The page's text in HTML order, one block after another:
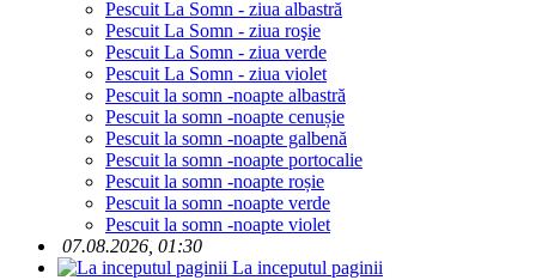
Pescuit La Somn - ziua albastră
Pescuit La Somn - ziua roşie
Pescuit La Somn - ziua verde
Pescuit La Somn - ziua violet
Pescuit la somn -noapte albastră
Pescuit la somn -noapte cenușie
Pescuit la somn -noapte galbenă
Pescuit la somn -noapte portocalie
Pescuit la somn -noapte roșie
Pescuit la somn -noapte verde
Pescuit la somn -noapte violet
07.08.2026, 01:30
La inceputul paginii